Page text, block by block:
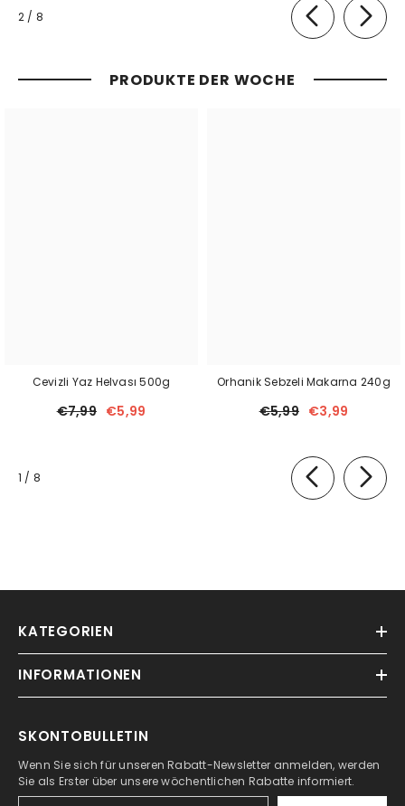
2 / von
8
PRODUKTE DER WOCHE
Cevizli Yaz Helvası 500g
€7,99 €5,99
Orhanik Sebzeli Makarna 240g
€5,99 €3,99
1 / von
8
KATEGORIEN
INFORMATIONEN
SKONTOBULLETIN
Wenn Sie sich für unseren Rabatt-Newsletter anmelden, werden
Sie als Erster über unsere wöchentlichen Rabatte informiert.